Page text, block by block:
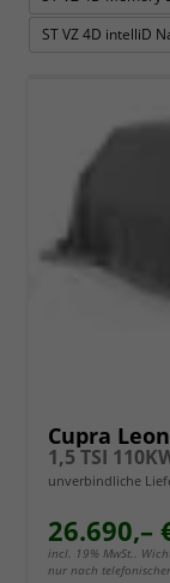
ST VZ 4D intelliD
Cupra
1,5 TSI
unverbindliche
26.690,–
incl. 19% MwSt..
nur nach